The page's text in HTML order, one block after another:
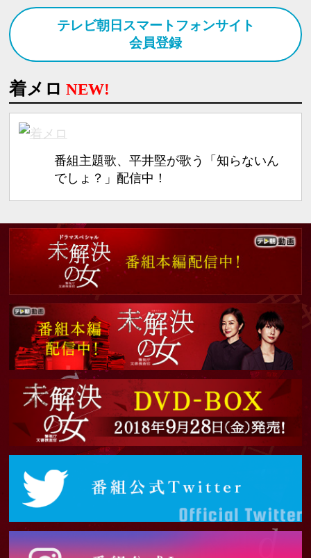
テレビ朝日スマートフォンサイト
会員登録
着メロ NEW!
番組主題歌、平井堅が歌う「知らないん
でしょ？」配信中！